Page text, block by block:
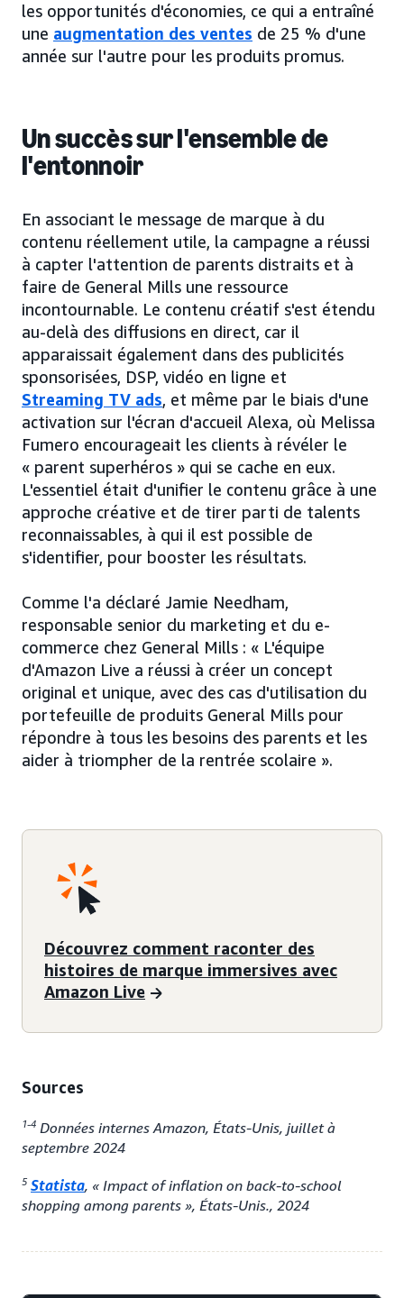
les opportunités d'économies, ce qui a entraîné
une augmentation des ventes de 25 % d'une
année sur l'autre pour les produits promus.
Un succès sur l'ensemble de
l'entonnoir
En associant le message de marque à du
contenu réellement utile, la campagne a réussi
à capter l'attention de parents distraits et à
faire de General Mills une ressource
incontournable. Le contenu créatif s'est étendu
au-delà des diffusions en direct, car il
apparaissait également dans des publicités
sponsorisées, DSP, vidéo en ligne et
Streaming TV ads, et même par le biais d'une
activation sur l'écran d'accueil Alexa, où Melissa
Fumero encourageait les clients à révéler le
« parent superhéros » qui se cache en eux.
L'essentiel était d'unifier le contenu grâce à une
approche créative et de tirer parti de talents
reconnaissables, à qui il est possible de
s'identifier, pour booster les résultats.
Comme l'a déclaré Jamie Needham,
responsable senior du marketing et du e-
commerce chez General Mills : « L'équipe
d'Amazon Live a réussi à créer un concept
original et unique, avec des cas d'utilisation du
portefeuille de produits General Mills pour
répondre à tous les besoins des parents et les
aider à triompher de la rentrée scolaire ».
Découvrez comment raconter des
histoires de marque immersives avec
Amazon Live
Sources
1-4 Données internes Amazon, États-Unis, juillet à
septembre 2024
5 Statista, « Impact of inflation on back-to-school
shopping among parents », États-Unis., 2024